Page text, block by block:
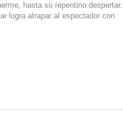
hasta su repentino despertar.
logra atrapar al espectador con